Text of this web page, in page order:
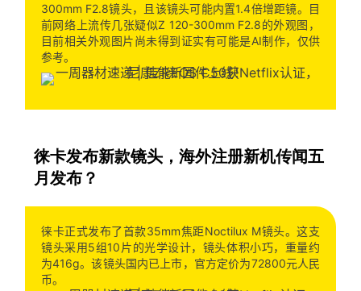
300mm F2.8镜头，且该镜头可能内置1.4倍增距镜。目
前网络上流传几张疑似Z 120-300mm F2.8的外观图，
目前相关外观图片尚未得到证实有可能是AI制作，仅供
参考。
徕卡发布新款镜头，海外注册新机传闻五
月发布？
徕卡正式发布了首款35mm焦距Noctilux M镜头。这支
镜头采用5组10片的光学设计，镜头体积小巧，重量约
为416g。该镜头国内已上市，官方定价为72800元人民
币。